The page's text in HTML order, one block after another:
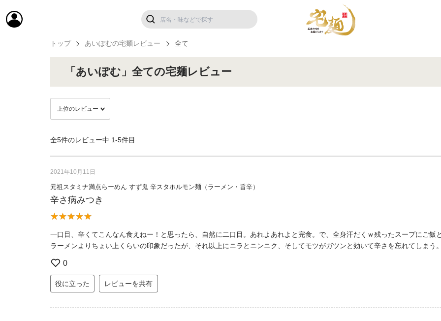
トップ あいぽむの宅麺レビュー 全て
「あいぽむ」全ての宅麺レビュー
全5件のレビュー中 1-5件目
2021年10月11日
元祖スタミナ満点らーめん すず鬼 辛スタホルモン麺（ラーメン・旨辛）
辛さ病みつき
一口目、辛くてこんなん食えねー！と思ったら、自然に二口目。あれよあれよと完食。で、全身汗だくｗ残ったスープにご
ラーメンよりちょい上くらいの印象だったが、それ以上にニラとニンニク、そしてモツがガツンと効いて辛さを忘れてしまう
0
役に立った レビューを共有